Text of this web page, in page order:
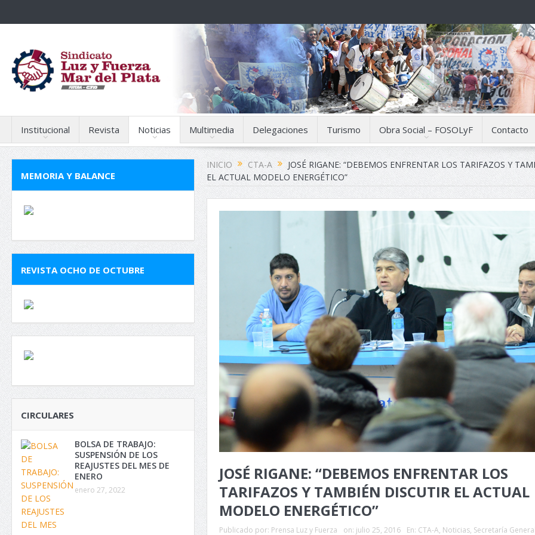
Institucional Revista Noticias Multimedia Delegaciones Turismo Obra Social – FOSOLyF Contacto
INICIO CTA-A
JOSÉ RIGANE: “DEBEMOS ENFRENTAR LOS TARIFAZOS Y
EL ACTUAL MODELO ENERGÉTICO”
JOSÉ RIGANE: “DEBEMOS ENFRENTAR LOS
TARIFAZOS Y TAMBIÉN DISCUTIR EL ACTUAL
MODELO ENERGÉTICO”
Publicado por: Prensa Luz y Fuerza on: julio 25, 2016 En: CTA-A, Noticias, Secretaría
MEMORIA Y BALANCE
REVISTA OCHO DE OCTUBRE
CIRCULARES
BOLSA DE TRABAJO:
SUSPENSIÓN DE LOS
REAJUSTES DEL MES DE
ENERO
enero 27, 2022